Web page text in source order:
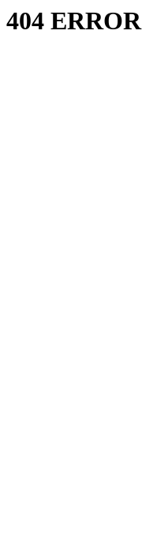
404 ERROR